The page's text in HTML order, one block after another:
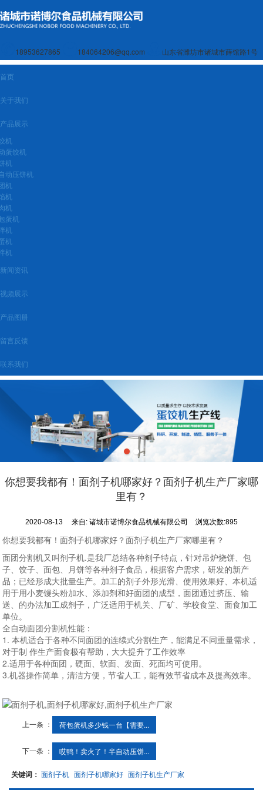
18953627865 184064206@qq.com 山东省潍坊市诸城市薛馆路1号
首页
关于我们
产品展示
机
蛋饺机
机
动压饼机
机
机
机
蛋机
机
机
机
新闻资讯
视频展示
产品图册
留言反馈
联系我们
你想要我都有！面剂子机哪家好？面剂子机生产厂家哪
里有？
2020-08-13 来自:诸城市诺博尔食品机械有限公司 浏览次数:895
你想要我都有！面剂子机哪家好？面剂子机生产厂家哪里有？
面团分割机又叫剂子机.是我厂总结各种剂子特点，针对吊炉烧饼、包
子、饺子、面包、月饼等各种剂子食品，根据客户需求，研发的新产
品；已经形成大批量生产。加工的剂子外形光滑、使用效果好、本机适
用于用小麦馒头粉加水、添加剂和好面团的成型，面团通过挤压、输
送、的办法加工成剂子，广泛适用于机关、厂矿、学校食堂、面食加工
单位。
全自动面团分割机性能：
1. 本机适合于各种不同面团的连续式分割生产，能满足不同重量需求，
对于制 作生产面食极有帮助，大大提升了工作效率
2.适用于各种面团，硬面、软面、发面、死面均可使用。
3.机器操作简单，清洁方便，节省人工，能有效节省成本及提高效率。
上一条 ： 荷包蛋机多少钱一台【需要...
下一条 ： 哎鸭！卖火了！半自动压饼...
关键词：面剂子机 面剂子机哪家好 面剂子机生产厂家